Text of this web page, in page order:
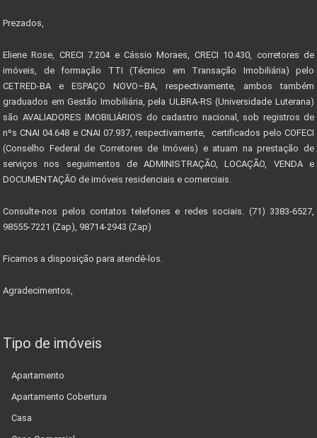
Prezados,
Eliene Rose, CRECI 7.204 e Cássio Moraes, CRECI 10.430, corretores de
imóveis, de formação TTI (Técnico em Transação Imobiliária) pelo
CETRED-BA e ESPAÇO NOVO–BA, respectivamente, ambos também
graduados em Gestão Imobiliária, pela ULBRA-RS (Universidade Luterana)
são AVALIADORES IMOBILIÁRIOS do cadastro nacional, sob registros de
nºs CNAI 04.648 e CNAI 07.937, respectivamente, certificados pelo COFECI
(Conselho Federal de Corretores de Imóveis) e atuam na prestação de
serviços nos seguimentos de ADMINISTRAÇÃO, LOCAÇÃO, VENDA e
DOCUMENTAÇÃO de imóveis residenciais e comerciais.
Consulte-nos pelos contatos telefones e redes sociais. (71) 3383-6527,
98555-7221 (Zap), 98714-2943 (Zap)
Ficamos a disposição para atendê-los.
Agradecimentos,
Tipo de imóveis
Apartamento
Apartamento Cobertura
Casa